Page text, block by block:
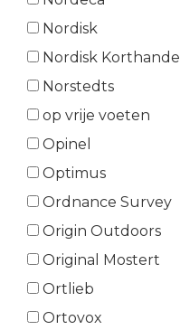
Nordisk
Nordisk Korthandel
Norstedts
op vrije voeten
Opinel
Optimus
Ordnance Survey
Origin Outdoors
Original Mostert
Ortlieb
Ortovox